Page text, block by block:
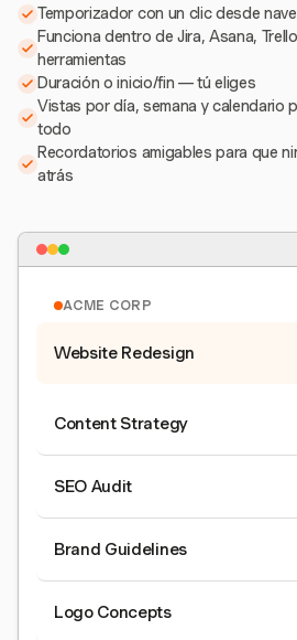
Temporizador con un clic desde
Funciona dentro de Jira, Asana,
herramientas
Duración o inicio/fin — tú eliges
Vistas por día, semana y calendario
todo
Recordatorios amigables para que
atrás
ACME CORP
Website Redesign
Content Strategy
SEO Audit
Brand Guidelines
Logo Concepts